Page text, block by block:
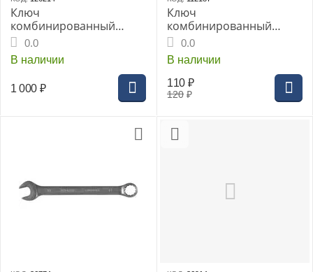
Ключ
комбинированный
THORVIK 36 мм серии
ARC
0.0
В наличии
1 000 ₽
Ключ
комбинированный
THORVIK 6мм
CrV(CW00006)
0.0
В наличии
120 ₽
110 ₽